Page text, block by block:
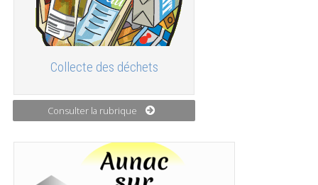
Collecte des déchets
Consulter la rubrique